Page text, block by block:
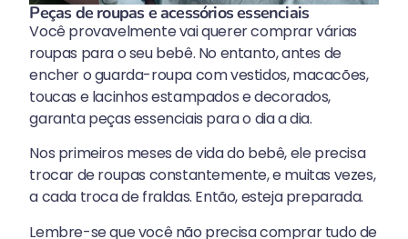
Peças de roupas e acessórios essenciais
Você provavelmente vai querer comprar várias
roupas para o seu bebê. No entanto, antes de
encher o guarda-roupa com vestidos, macacões,
toucas e lacinhos estampados e decorados,
garanta peças essenciais para o dia a dia.
Nos primeiros meses de vida do bebê, ele precisa
trocar de roupas constantemente, e muitas vezes,
a cada troca de fraldas. Então, esteja preparada.
Lembre-se que você não precisa comprar tudo de